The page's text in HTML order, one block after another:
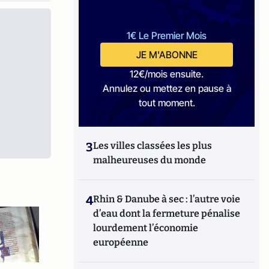
1€ Le Premier Mois
JE M'ABONNE
12€/mois ensuite.
Annulez ou mettez en pause à
tout moment.
3Les villes classées les plus
malheureuses du monde
4Rhin & Danube à sec : l’autre voie
d’eau dont la fermeture pénalise
lourdement l’économie
européenne